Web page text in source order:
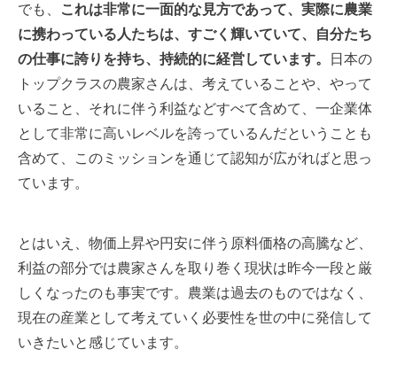
でも、
これは非常に一面的な見方であって、実際に農業
に携わっている人たちは、すごく輝いていて、自分たち
の仕事に誇りを持ち、持続的に経営しています。
日本の
トップクラスの農家さんは、考えていることや、やって
いること、それに伴う利益などすべて含めて、一企業体
として非常に高いレベルを誇っているんだということも
含めて、このミッションを通じて認知が広がればと思っ
ています。
とはいえ、物価上昇や円安に伴う原料価格の高騰など、
利益の部分では農家さんを取り巻く現状は昨今一段と厳
しくなったのも事実です。農業は過去のものではなく、
現在の産業として考えていく必要性を世の中に発信して
いきたいと感じています。